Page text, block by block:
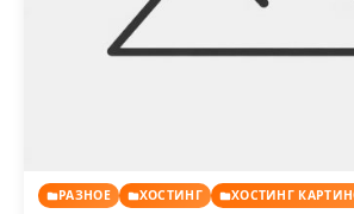
РАЗНОЕ ХОСТИНГ ХОСТИНГ